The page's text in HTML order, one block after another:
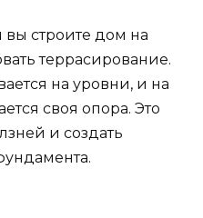
строите дом на
террасирование.
на уровни, и на
своя опора. Это
и создать